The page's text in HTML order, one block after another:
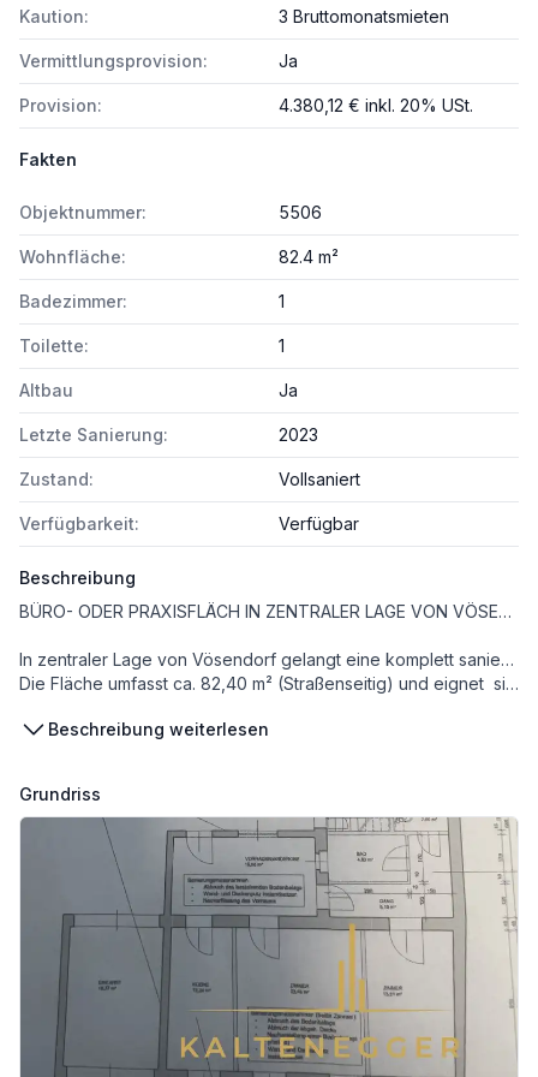
Kaution: 3 Bruttomonatsmieten
Vermittlungsprovision: Ja
Provision: 4.380,12 € inkl. 20% USt.
Fakten
Objektnummer: 5506
Wohnfläche: 82.4 m²
Badezimmer: 1
Toilette: 1
Altbau Ja
Letzte Sanierung: 2023
Zustand: Vollsaniert
Verfügbarkeit: Verfügbar
Beschreibung
BÜRO- ODER PRAXISFLÄCH IN ZENTRALER LAGE VON VÖSENDORF
In zentraler Lage von Vösendorf gelangt eine komplett sanierte Einheit zur Vermietung.
Die Fläche umfasst ca. 82,40 m² (Straßenseitig) und eignet sich ideal für die Nutzung als Praxis, Büro etc.
Eine Küche ist derzeit nicht eingebaut; die Einrichtung einer Teeküche oder ähnlicher Ausstattung kann nach Absprache erfolgen.
Im Innenhof stehen Parkplätze zur Verfügung.
AUSSTATTUNG UND MERKMALE:
• Vollständig sanierter Zustand
• Flexible Nutzung als Büro, Praxis oder Kanzlei
• Freundliche Räume
• Parkmöglichkeiten im Innenhof
• Gepflegtes Objekt mit angenehmem Umfeld
FLÄCHENAUFSTELLUNG:
Beschreibung weiterlesen
Grundriss